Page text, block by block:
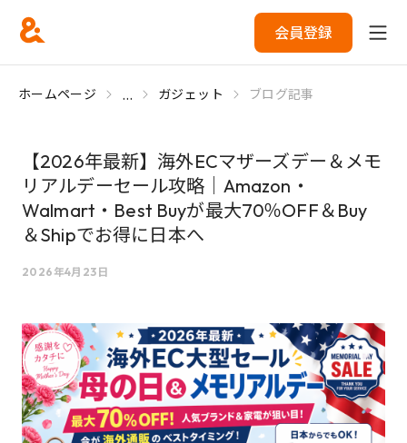
会員登録
ホームページ ... ガジェット ブログ記事
【2026年最新】海外ECマザーズデー＆メモ
リアルデーセール攻略｜Amazon・
Walmart・Best Buyが最大70％OFF＆Buy
＆Shipでお得に日本へ
2026年4月23日